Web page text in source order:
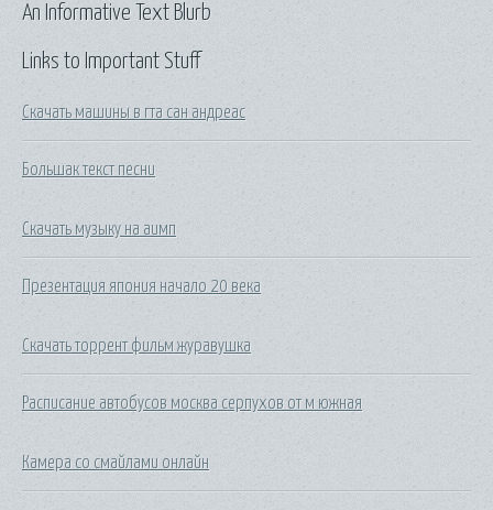
Links to Important Stuff
Скачать машины в гта сан андреас
Большак текст песни
Скачать музыку на аимп
Презентация япония начало 20 века
Скачать торрент фильм журавушка
Расписание автобусов москва серпухов от м южная
Камера со смайлами онлайн
An Informative Text Blurb